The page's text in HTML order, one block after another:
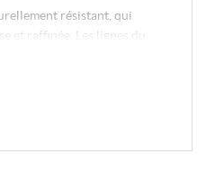
résistant, qui
et raffinée. Les lignes du
facilement malgré